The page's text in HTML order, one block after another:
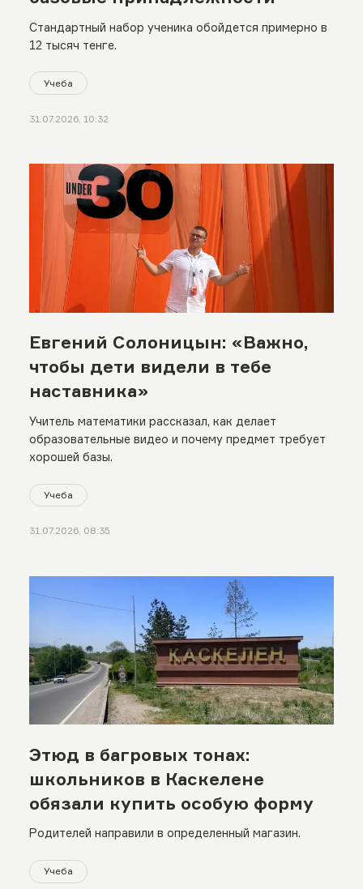
Стандартный набор ученика обойдется примерно в
12 тысяч тенге.
Учеба
31.07.2026, 10:32
Евгений Солоницын: «Важно,
чтобы дети видели в тебе
наставника»
Учитель математики рассказал, как делает
образовательные видео и почему предмет требует
хорошей базы.
Учеба
31.07.2026, 08:35
Этюд в багровых тонах:
школьников в Каскелене
обязали купить особую форму
Родителей направили в определенный магазин.
Учеба